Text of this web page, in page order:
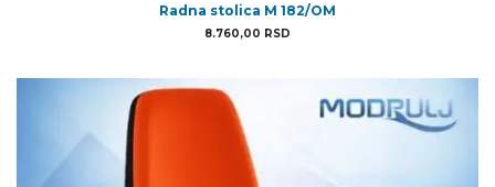
Radna stolica M 182/OM
8.760,00 RSD